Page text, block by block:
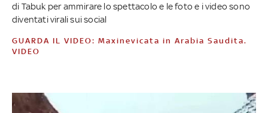
di Tabuk per ammirare lo spettacolo e le foto e i video sono
diventati virali sui social
GUARDA IL VIDEO: Maxinevicata in Arabia Saudita.
VIDEO